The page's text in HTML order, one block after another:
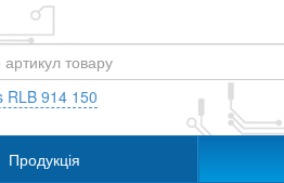
RLB 914 150
Продукція